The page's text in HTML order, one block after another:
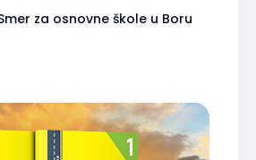
za osnovne škole u Boru